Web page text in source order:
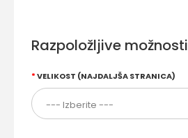
Razpoložljive možnosti
VELIKOST (NAJDALJŠA STRANICA)